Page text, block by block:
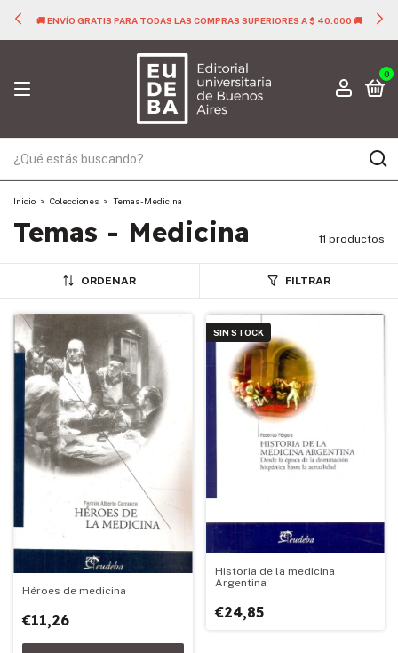
🚚 ENVÍO GRATIS PARA TODAS LAS COMPRAS SUPERIORES A $ 40.000 🚚
0
Inicio > Colecciones > Temas - Medicina
Temas - Medicina 11 productos
ORDENAR FILTRAR
Héroes de medicina
€11,26
SIN STOCK
Historia de la medicina
Argentina
€24,85